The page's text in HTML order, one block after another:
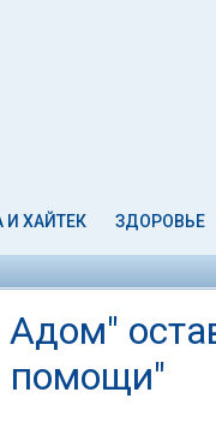
И ХАЙТЕК ЗДОРОВЬЕ
помощи"